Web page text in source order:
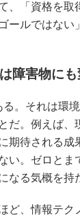
「資格を取
ールではな
障害物にも
。それは環
だ。例えば
期待される
い。ゼロと
る気概を持
、情報テク